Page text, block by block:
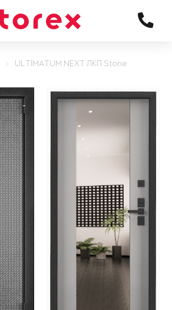
ULTIMATUM NEXT ЛКП Stone